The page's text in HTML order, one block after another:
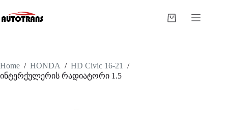
Home / HONDA / HD Civic 16-21
/
ინტერქულერის რადიატორი 1.5